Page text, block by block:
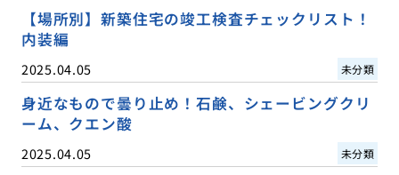
【場所別】新築住宅の竣工検査チェックリスト！
内装編
2025.04.05 未分類
身近なもので曇り止め！石鹸、シェービングクリ
ーム、クエン酸
2025.04.05 未分類